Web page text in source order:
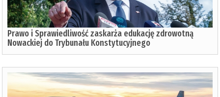
Prawo i Sprawiedliwość zaskarża edukację zdrowotną
Nowackiej do Trybunału Konstytucyjnego